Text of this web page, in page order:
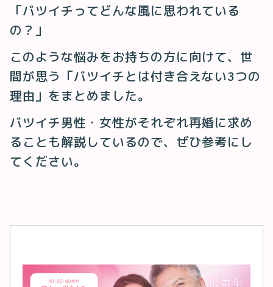
「バツイチってどんな風に思われている
の？」
このような悩みをお持ちの方に向けて、世
間が思う「バツイチとは付き合えない3つの
理由」をまとめました。
バツイチ男性・女性がそれぞれ再婚に求め
ることも解説しているので、ぜひ参考にし
てください。